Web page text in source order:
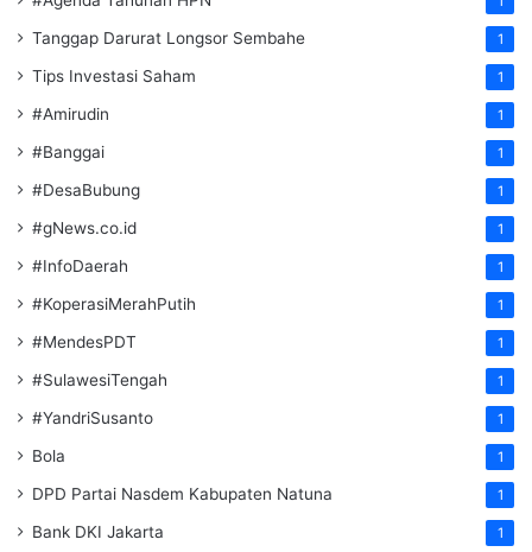
Tanggap Darurat Longsor Sembahe 1
Tips Investasi Saham 1
#Amirudin 1
#Banggai 1
#DesaBubung 1
#gNews.co.id 1
#InfoDaerah 1
#KoperasiMerahPutih 1
#MendesPDT 1
#SulawesiTengah 1
#YandriSusanto 1
Bola 1
DPD Partai Nasdem Kabupaten Natuna 1
Bank DKI Jakarta 1